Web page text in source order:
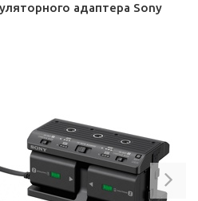
адаптера Sony